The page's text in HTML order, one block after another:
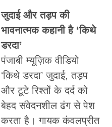
जुदाई और तड़प की
भावनात्मक कहानी है ‘किथे
डरदा’
पंजाबी म्यूज़िक वीडियो
‘किथे डरदा’ जुदाई, तड़प
और टूटे रिश्तों के दर्द को
बेहद संवेदनशील ढंग से पेश
करता है। गायक कंवलप्रीत